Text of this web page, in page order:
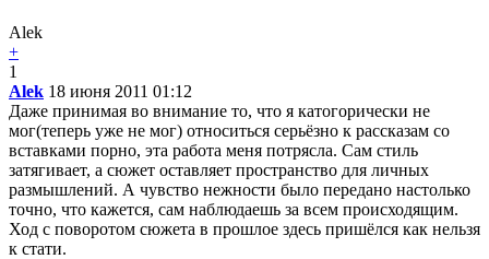
Alek
+
1
Alek 18 июня 2011 01:12
Даже принимая во внимание то, что я катогорически не
мог(теперь уже не мог) относиться серьёзно к рассказам со
вставками порно, эта работа меня потрясла. Сам стиль
затягивает, а сюжет оставляет пространство для личных
размышлений. А чувство нежности было передано настолько
точно, что кажется, сам наблюдаешь за всем происходящим.
Ход с поворотом сюжета в прошлое здесь пришёлся как нельзя
к стати.